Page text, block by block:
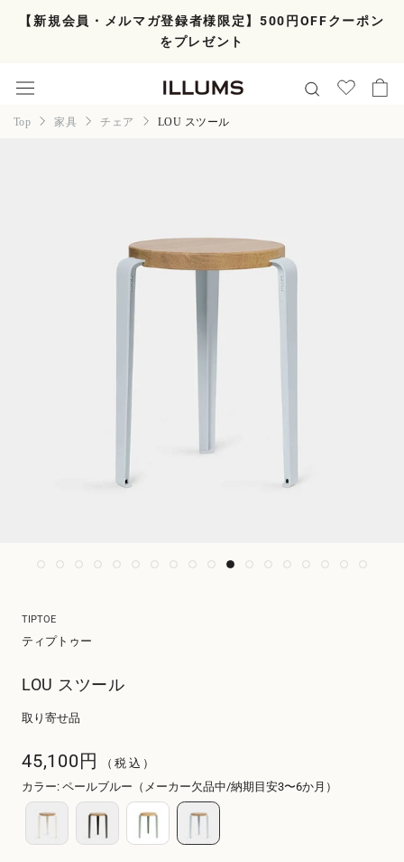
【新規会員・メルマガ登録者様限定】500円OFFクーポン
をプレゼント
Top 家具 チェア LOU スツール
TIPTOE
ティプトゥー
LOU スツール
取り寄せ品
45,100円
（税込）
カラー: ペールブルー（メーカー欠品中/納期目安3〜6か月）